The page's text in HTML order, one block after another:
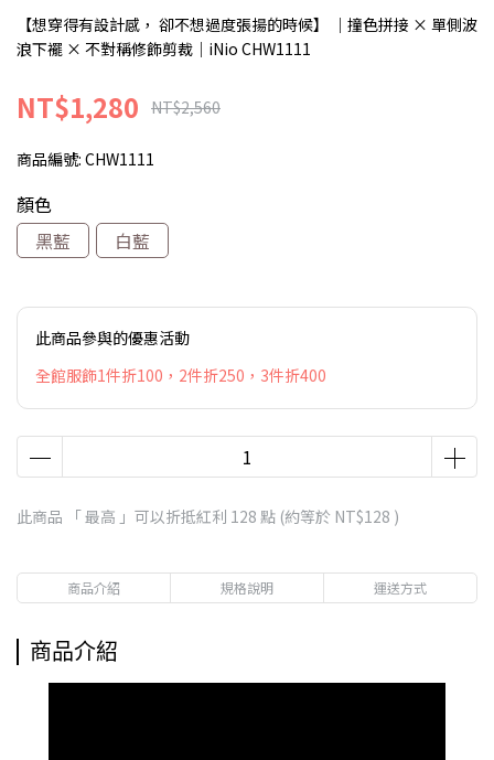
【想穿得有設計感， 卻不想過度張揚的時候】 ｜撞色拼接 × 單側波
浪下襬 × 不對稱修飾剪裁｜iNio CHW1111
NT$1,280 NT$2,560
商品編號: CHW1111
顏色
黑藍
白藍
此商品參與的優惠活動
全館服飾1件折100，2件折250，3件折400
此商品 「 最高 」可以折抵紅利 128 點 (約等於 NT$128 )
商品介紹 規格說明 運送方式
商品介紹